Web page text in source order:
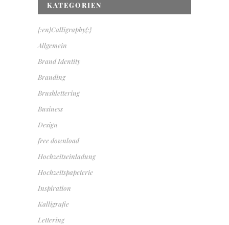
KATEGORIEN
{:en}Calligraphy{:}
Allgemein
Brand Identity
Branding
Brushlettering
Business
Design
free download
Hochzeitseinladung
Hochzeitspapeterie
Inspiration
Kalligrafie
Lettering